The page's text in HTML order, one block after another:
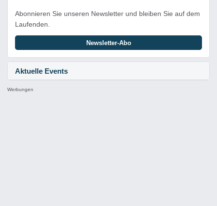
Aktuelle Events
Abonnieren Sie unseren Newsletter und bleiben Sie auf dem
Laufenden.
Newsletter-Abo
Werbungen